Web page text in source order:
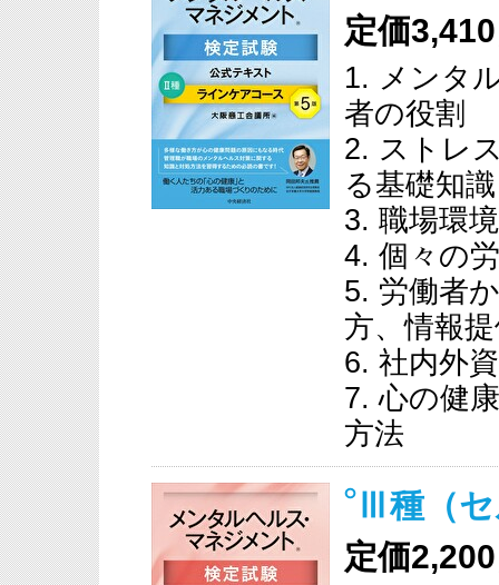
定価
1. メンタ
者の役割
2. ストレ
る基礎知識
3. 職場環
4. 個々の
5. 労働者
方、情報
6. 社内外
7. 心の健
方法
Ⅲ種（セ
定価